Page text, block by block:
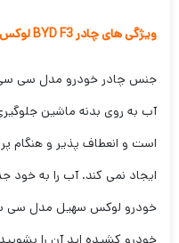
ویژگی های چادر BYD F3 لوکس سهیل مدل سی سی
آب به روی بدنه ماشین
است و انعطاف پذیر و هنگام
ایجاد نمی کند. آب را به خود
خودرو لوکس سهیل مدل سی